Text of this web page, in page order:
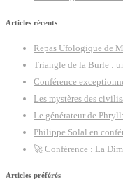
Articles récents
Repas Ufologique de
Triangle de la Burle :
Conférence
Les mystères des
Le générateur de
Philippe Solal en
🚀 Conférence : La
Articles préférés